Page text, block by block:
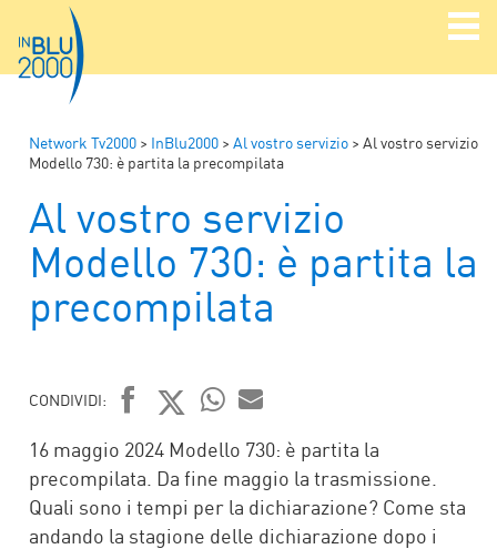
Network Tv2000 > InBlu2000 > Al vostro servizio > Al vostro servizio
Modello 730: è partita la precompilata
Al vostro servizio
Modello 730: è partita la
precompilata
CONDIVIDI:
FACEBOOK
TWITTER
WHATSAPP
MAIL
16 maggio 2024 Modello 730: è partita la
precompilata. Da fine maggio la trasmissione.
Quali sono i tempi per la dichiarazione? Come sta
andando la stagione delle dichiarazione dopo i